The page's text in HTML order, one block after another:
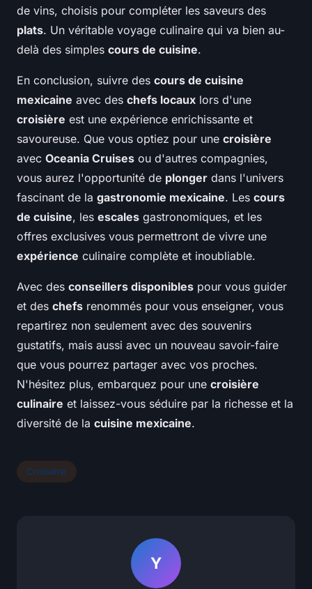
de vins, choisis pour compléter les saveurs des
plats. Un véritable voyage culinaire qui va bien au-
delà des simples cours de cuisine.
En conclusion, suivre des cours de cuisine
mexicaine avec des chefs locaux lors d'une
croisière est une expérience enrichissante et
savoureuse. Que vous optiez pour une croisière
avec Oceania Cruises ou d'autres compagnies,
vous aurez l'opportunité de plonger dans l'univers
fascinant de la gastronomie mexicaine. Les cours
de cuisine, les escales gastronomiques, et les
offres exclusives vous permettront de vivre une
expérience culinaire complète et inoubliable.
Avec des conseillers disponibles pour vous guider
et des chefs renommés pour vous enseigner, vous
repartirez non seulement avec des souvenirs
gustatifs, mais aussi avec un nouveau savoir-faire
que vous pourrez partager avec vos proches.
N'hésitez plus, embarquez pour une croisière
culinaire et laissez-vous séduire par la richesse et la
diversité de la cuisine mexicaine.
Croisière
Y